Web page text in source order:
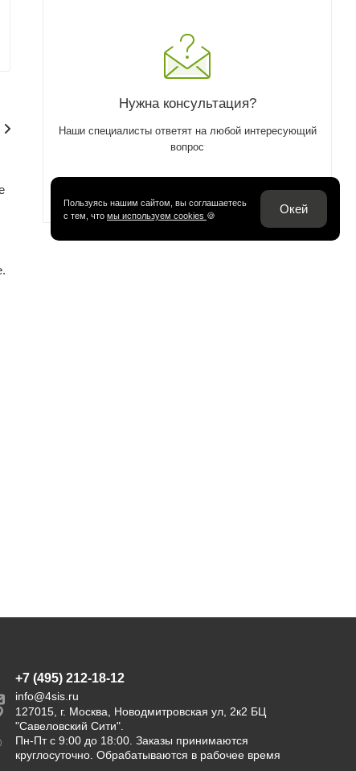
Пользуясь нашим сайтом, вы соглашаетесь
с тем, что мы используем cookies 🍪 Окей
Нужна консультация?
Наши специалисты ответят на любой интересующий
вопрос
ЗАДАТЬ ВОПРОС
+7 (495) 212-18-12
info@4sis.ru
127015, г. Москва, Новодмитровская ул, 2к2 БЦ
"Савеловский Сити".
Пн-Пт с 9:00 до 18:00. Заказы принимаются
круглосуточно. Обрабатываются в рабочее время